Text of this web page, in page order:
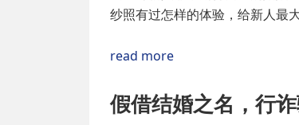
纱照有过怎样的体验，给新人最
read more
假借结婚之名，行